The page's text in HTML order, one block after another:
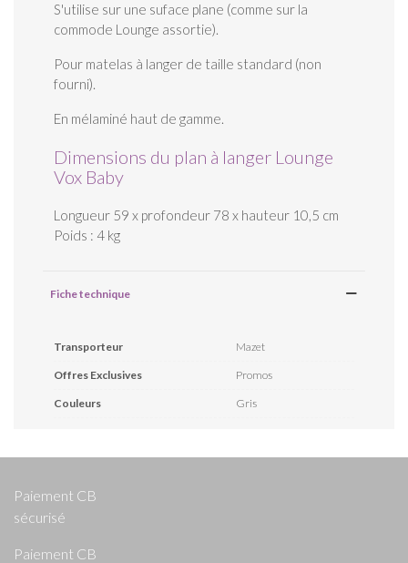
S'utilise sur une suface plane (comme sur la
commode Lounge assortie).
Pour matelas à langer de taille standard (non
fourni).
En mélaminé haut de gamme.
Dimensions du plan à langer Lounge
Vox Baby
Longueur 59 x profondeur 78 x hauteur 10,5 cm
Poids : 4 kg
Fiche technique
Transporteur Mazet
Offres Exclusives Promos
Couleurs Gris
Paiement CB
sécurisé
Paiement CB